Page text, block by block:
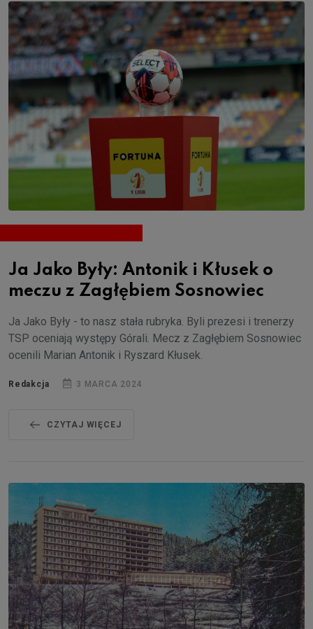
Ja Jako Były: Antonik i Kłusek o
meczu z Zagłębiem Sosnowiec
Ja Jako Były - to nasz stała rubryka. Byli prezesi i trenerzy
TSP oceniają występy Górali. Mecz z Zagłębiem Sosnowiec
ocenili Marian Antonik i Ryszard Kłusek.
Redakcja 3 MARCA 2024
CZYTAJ WIĘCEJ